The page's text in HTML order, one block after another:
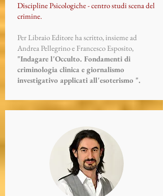
Discipline Psicologiche - centro studi scena del
crimine.
Per Libraio Editore ha scritto, insieme ad
Andrea Pellegrino e Francesco Esposito,
"Indagare l'Occulto. Fondamenti di
criminologia clinica e giornalismo
investigativo applicati all'esoterismo ".